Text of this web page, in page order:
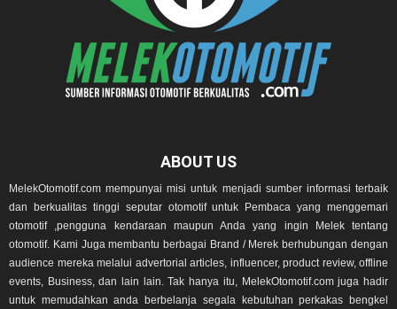
ABOUT US
MelekOtomotif.com mempunyai misi untuk menjadi sumber informasi terbaik
dan berkualitas tinggi seputar otomotif untuk Pembaca yang menggemari
otomotif ,pengguna kendaraan maupun Anda yang ingin Melek tentang
otomotif. Kami Juga membantu berbagai Brand / Merek berhubungan dengan
audience mereka melalui advertorial articles, influencer, product review, offline
events, Business, dan lain lain. Tak hanya itu, MelekOtomotif.com juga hadir
untuk memudahkan anda berbelanja segala kebutuhan perkakas bengkel